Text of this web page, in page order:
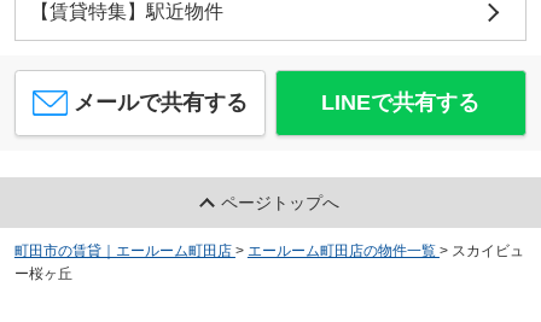
【賃貸特集】駅近物件
メールで共有する LINEで共有する
ページトップへ
町田市の賃貸｜エールーム町田店 > エールーム町田店の物件一覧 > スカイビュ
ー桜ヶ丘